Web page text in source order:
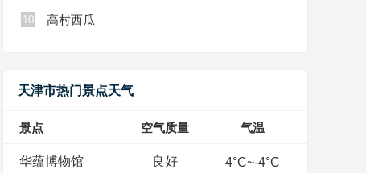
10 高村西瓜
天津市热门景点天气
景点 空气质量 气温
华蕴博物馆 良好 4°C~-4°C